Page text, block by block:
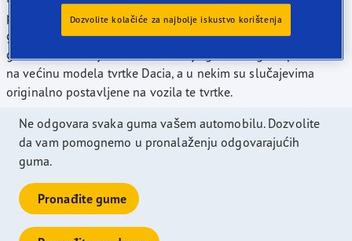
predvodimo skupinu proizvođača po ponudi izbora veličina
guma ocjenjenih ocjenom "A" prema Europskim ocjenama
guma na današnjem tržištu. Naše je gume moguće postaviti
na većinu modela tvrtke Dacia, a u nekim su slučajevima
originalno postavljene na vozila te tvrtke.
Ne odgovara svaka guma vašem automobilu. Dozvolite
da vam pomognemo u pronalaženju odgovarajućih
guma.
Pronađite gume
Dozvolite kolačiće za najbolje iskustvo korištenja